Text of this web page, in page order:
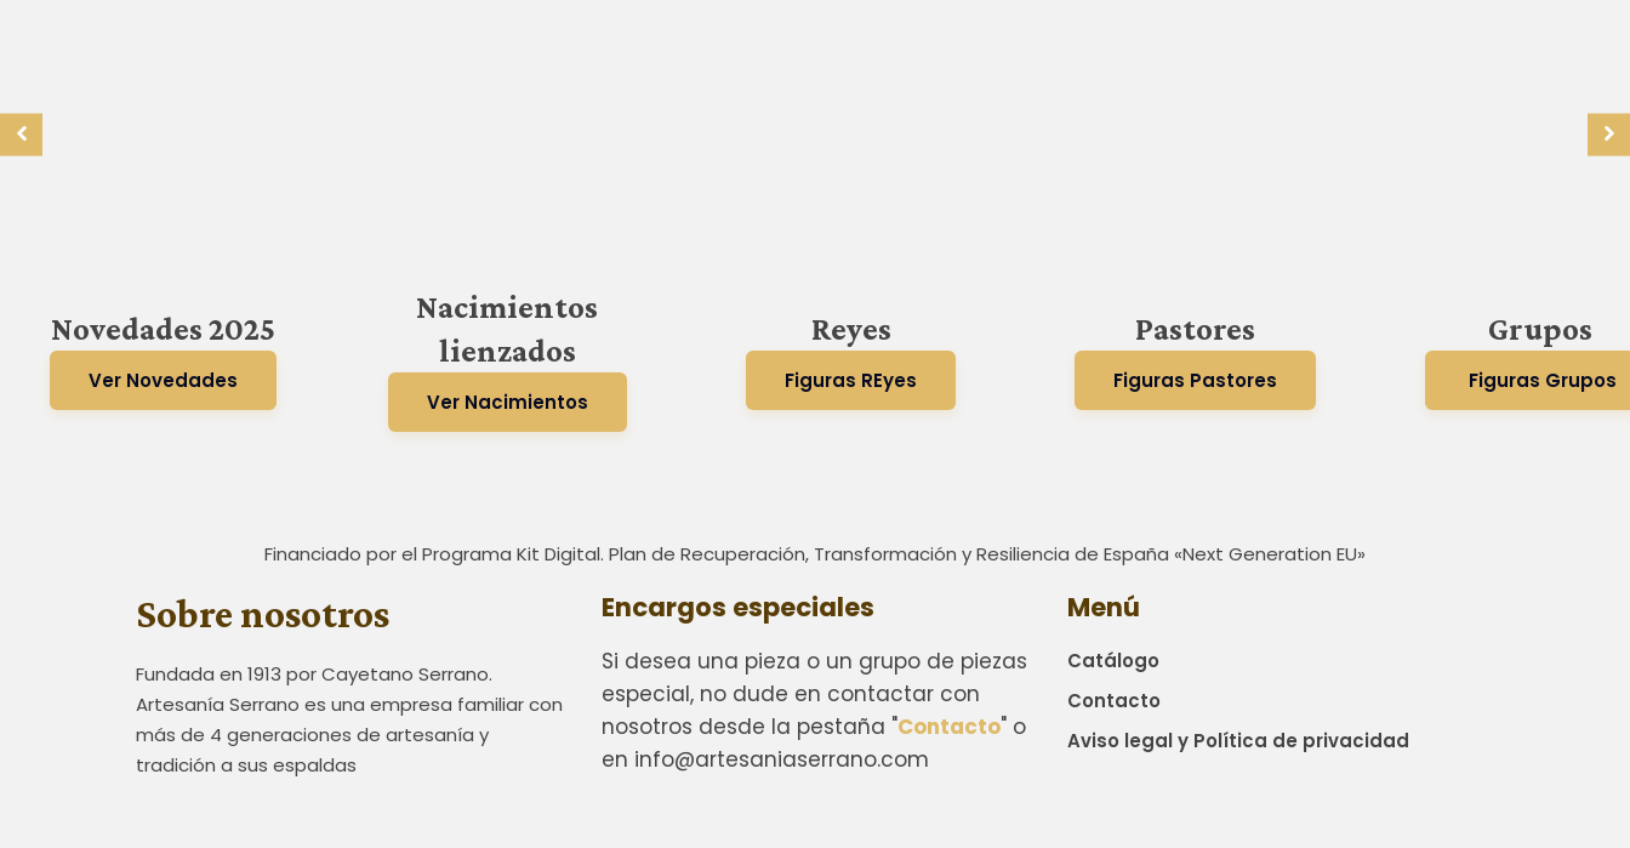
Novedades 2025
Ver Novedades
Nacimientos
lienzados
Ver Nacimientos
Reyes
Figuras REyes
Pastores
Figuras Pastores
Grupos
Figuras Grupos
Financiado por el Programa Kit Digital. Plan de Recuperación, Transformación y Resiliencia de España «Next Generation EU»
Sobre nosotros
Fundada en 1913 por Cayetano Serrano.
Artesanía Serrano es una empresa familiar con
más de 4 generaciones de artesanía y
tradición a sus espaldas
Encargos especiales
Si desea una pieza o un grupo de piezas
especial, no dude en contactar con
nosotros desde la pestaña "Contacto" o
en info@artesaniaserrano.com
Menú
Catálogo
Contacto
Aviso legal y Política de privacidad